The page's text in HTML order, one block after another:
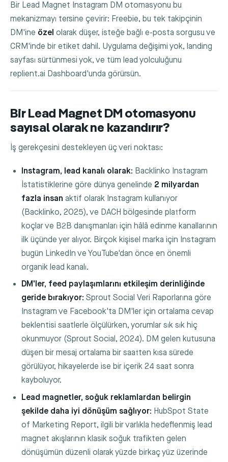
Bir Lead Magnet Instagram DM otomasyonu bu
mekanizmayı tersine çevirir: Freebie, bu tek takipçinin
DM'ine özel olarak düşer, isteğe bağlı e-posta sorgusu ve
CRM'inde bir etiket dahil. Uygulama değişimi yok, landing
sayfası sürtünmesi yok, ve tüm lead yolculuğunu
replient.ai Dashboard'unda görürsün.
Bir Lead Magnet DM otomasyonu
sayısal olarak ne kazandırır?
İş gerekçesini destekleyen üç veri noktası:
Instagram, lead kanalı olarak: Backlinko Instagram
İstatistiklerine göre dünya genelinde 2 milyardan
fazla insan aktif olarak Instagram kullanıyor
(Backlinko, 2025), ve DACH bölgesinde platform
koçlar ve B2B danışmanları için hâlâ edinme kanallarının
ilk üçünde yer alıyor. Birçok kişisel marka için Instagram
bugün LinkedIn ve YouTube'dan önce en önemli
organik lead kanalı.
DM'ler, feed paylaşımlarını etkileşim derinliğinde
geride bırakıyor: Sprout Social Veri Raporlarına göre
Instagram ve Facebook'ta DM'ler için ortalama cevap
beklentisi saatlerle ölçülürken, yorumlar sık sık hiç
okunmuyor (Sprout Social, 2024). DM gelen kutusuna
düşen bir mesaj ortalama bir saatten kısa sürede
görülüyor, hikayelerde ise bir içerik 24 saat sonra
kayboluyor.
Lead magnetler, soğuk reklamlardan belirgin
şekilde daha iyi dönüşüm sağlıyor: HubSpot State
of Marketing Report, ilgili bir varlıkla hedeflenmiş lead
magnet akışlarının klasik soğuk trafikten gelen
dönüşümün düzenli olarak yüzde birkaç yüz üzerinde